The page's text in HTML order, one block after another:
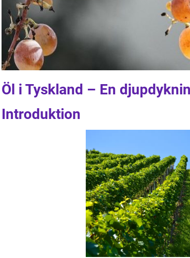
Öl i Tyskland – En
Introduktion